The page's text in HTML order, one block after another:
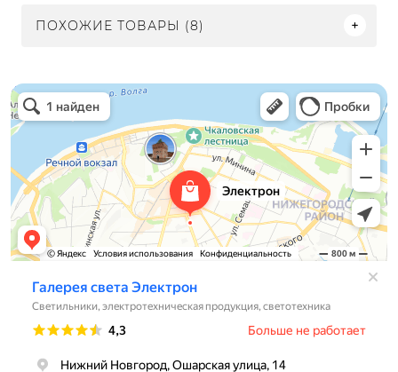
ПОХОЖИЕ ТОВАРЫ (8)
Электрон
Светильники в Нижнем Новгороде
Электротехническая продукция в Нижнем Новгороде